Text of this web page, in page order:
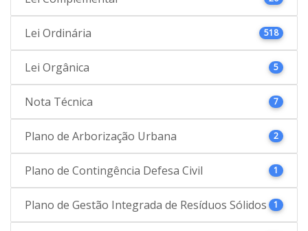
Lei Ordinária 518
Lei Orgânica 5
Nota Técnica 7
Plano de Arborização Urbana 2
Plano de Contingência Defesa Civil 1
Plano de Gestão Integrada de Resíduos Sólidos 1